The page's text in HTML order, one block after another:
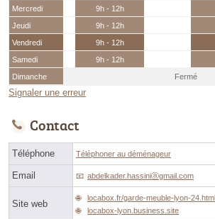
Mercredi
9h - 12h
Jeudi
9h - 12h
Vendredi
9h - 12h
Samedi
9h - 12h
Dimanche
Fermé
Signaler une erreur
Contact
Téléphone Téléphoner au déménageur
Email abdelkader.hassiniⓐgmail.com
Site web
locabox.fr/garde-meuble-lyon-24.html
locabox-lyon.business.site